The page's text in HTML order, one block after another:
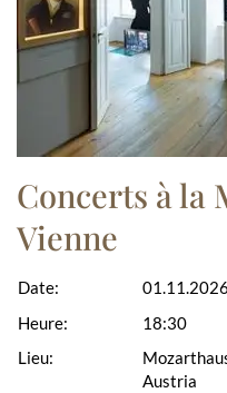
Concerts à la
Vienne
Date:
Heure:
Lieu:
18:30
Austria